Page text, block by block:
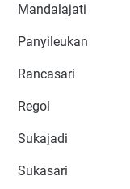
Mandalajati
Panyileukan
Rancasari
Regol
Sukajadi
Sukasari